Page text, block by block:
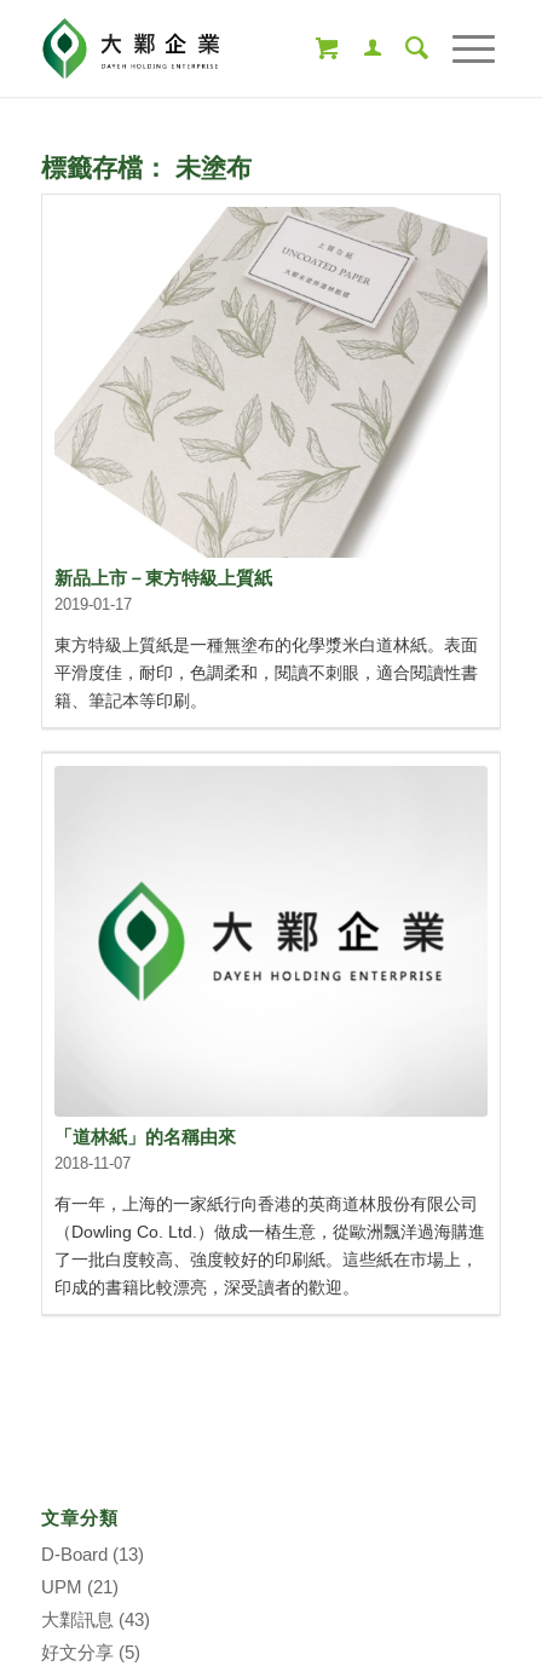
標籤存檔： 未塗布
新品上市－東方特級上質紙
2019-01-17
東方特級上質紙是一種無塗布的化學漿米白道林紙。表面
平滑度佳，耐印，色調柔和，閱讀不刺眼，適合閱讀性書
籍、筆記本等印刷。
「道林紙」的名稱由來
2018-11-07
有一年，上海的一家紙行向香港的英商道林股份有限公司
（Dowling Co. Ltd.）做成一樁生意，從歐洲飄洋過海購進
了一批白度較高、強度較好的印刷紙。這些紙在市場上，
印成的書籍比較漂亮，深受讀者的歡迎。
文章分類
D-Board(13)
UPM (21)
大鄴訊息 (43)
好文分享(5)